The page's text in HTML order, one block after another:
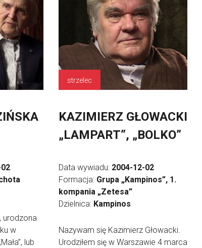
urodzona
w
lub
strzelec
KAZIMIERZ GŁOWACKI
„LAMPART”, „BOLKO”
Data wywiadu: 2004-12-02
Formacja: Grupa „Kampinos”, 1.
kompania „Zetesa”
Dzielnica: Kampinos
Nazywam się Kazimierz Głowacki.
Urodziłem się w Warszawie 4 marca